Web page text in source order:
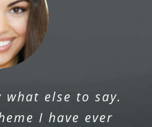
what else to say.
I have ever
team provides
to their users